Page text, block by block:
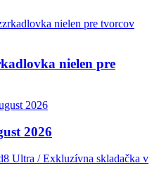
nielen pre
2026